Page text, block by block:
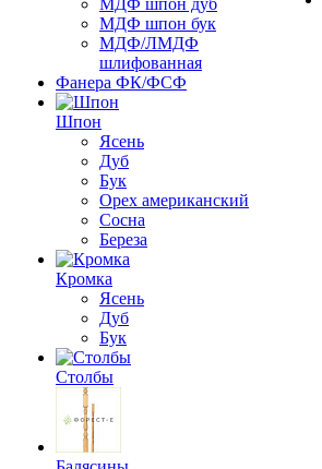
МДФ шпон дуб
МДФ шпон бук
МДФ/ЛМДФ
шлифованная
Фанера ФК/ФСФ
Шпон
Ясень
Дуб
Бук
Орех американский
Сосна
Береза
Кромка
Ясень
Дуб
Бук
Столбы